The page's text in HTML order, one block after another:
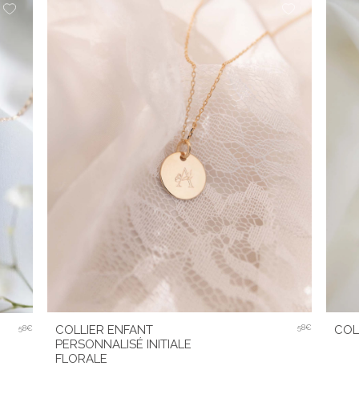
58€
COLLIER ENFANT
PERSONNALISÉ INITIALE
FLORALE
58€